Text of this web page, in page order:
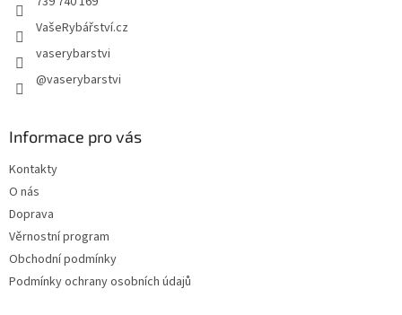
VašeRybářství.cz
vaserybarstvi
@vaserybarstvi
Informace pro vás
Kontakty
O nás
Doprava
Věrnostní program
Obchodní podmínky
Podmínky ochrany osobních údajů